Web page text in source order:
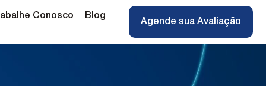
Conosco Blog
Agende sua Avaliação